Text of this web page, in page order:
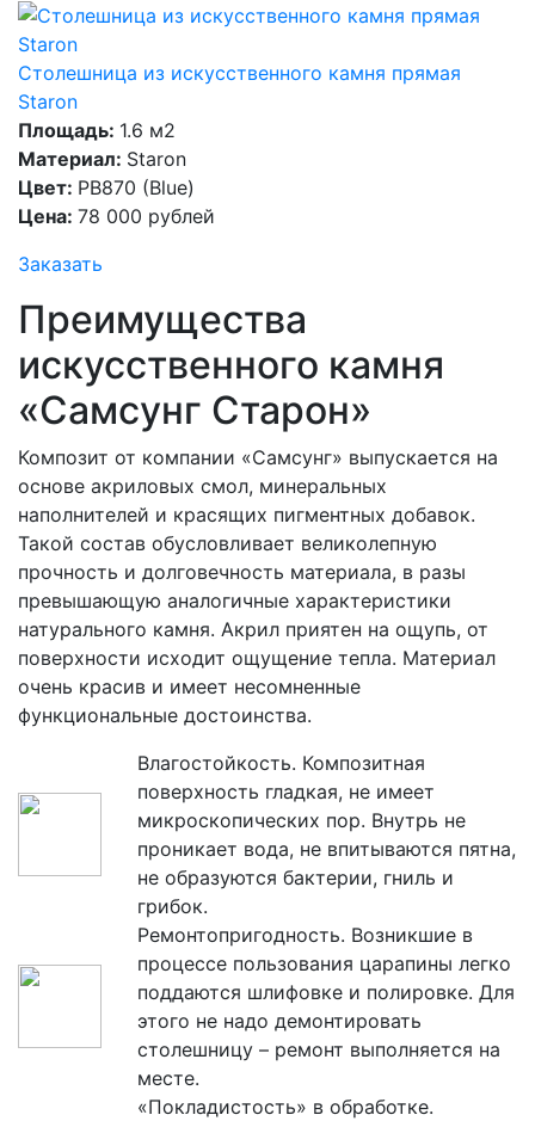
Столешница из искусственного камня прямая
Staron
Площадь: 1.6 м2
Материал: Staron
Цвет: PB870 (Blue)
Цена: 78 000 рублей
Заказать
Преимущества
искусственного камня
«Самсунг Старон»
Композит от компании «Самсунг» выпускается на
основе акриловых смол, минеральных
наполнителей и красящих пигментных добавок.
Такой состав обусловливает великолепную
прочность и долговечность материала, в разы
превышающую аналогичные характеристики
натурального камня. Акрил приятен на ощупь, от
поверхности исходит ощущение тепла. Материал
очень красив и имеет несомненные
функциональные достоинства.
Влагостойкость. Композитная
поверхность гладкая, не имеет
микроскопических пор. Внутрь не
проникает вода, не впитываются пятна,
не образуются бактерии, гниль и
грибок.
Ремонтопригодность. Возникшие в
процессе пользования царапины легко
поддаются шлифовке и полировке. Для
этого не надо демонтировать
столешницу – ремонт выполняется на
месте.
«Покладистость» в обработке.